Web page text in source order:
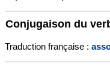
Conjugaison du
Traduction française :